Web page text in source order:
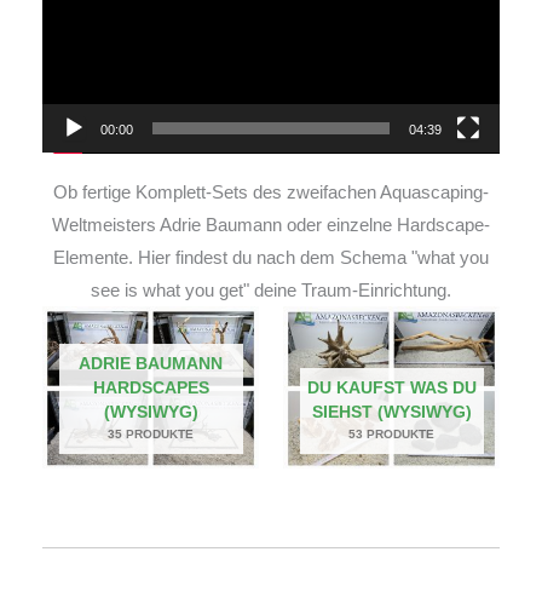
00:00 04:39
Ob fertige Komplett-Sets des zweifachen Aquascaping-
Weltmeisters Adrie Baumann oder einzelne Hardscape-
Elemente. Hier findest du nach dem Schema "what you
see is what you get" deine Traum-Einrichtung.
ADRIE BAUMANN
HARDSCAPES
(WYSIWYG)
35 PRODUKTE
DU KAUFST WAS DU
SIEHST (WYSIWYG)
53 PRODUKTE